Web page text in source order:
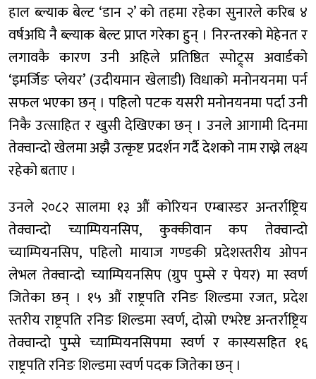
हाल ब्ल्याक बेल्ट ‘डान २’ को तहमा रहेका सुनारले करिब ४
वर्षअघि नै ब्ल्याक बेल्ट प्राप्त गरेका हुन् । निरन्तरको मेहेनत र
लगावकै कारण उनी अहिले प्रतिष्ठित स्पोट्र्स अवार्डको
‘इमर्जिङ प्लेयर’ (उदीयमान खेलाडी) विधाको मनोनयनमा पर्न
सफल भएका छन् । पहिलो पटक यसरी मनोनयनमा पर्दा उनी
निकै उत्साहित र खुसी देखिएका छन् । उनले आगामी दिनमा
तेक्वान्दो खेलमा अझै उत्कृष्ट प्रदर्शन गर्दै देशको नाम राख्ने लक्ष्य
रहेको बताए ।
उनले २०८२ सालमा १३ औं कोरियन एम्बास्डर अन्तर्राष्ट्रिय
तेक्वान्दो च्याम्पियनसिप, कुक्कीवान कप तेक्वान्दो
च्याम्पियनसिप, पहिलो मायाज गण्डकी प्रदेशस्तरीय ओपन
लेभल तेक्वान्दो च्याम्पियनसिप (ग्रुप पुम्से र पेयर) मा स्वर्ण
जितेका छन् । १५ औं राष्ट्रपति रनिङ शिल्डमा रजत, प्रदेश
स्तरीय राष्ट्रपति रनिङ शिल्डमा स्वर्ण, दोस्रो एभरेष्ट अन्तर्राष्ट्रिय
तेक्वान्दो पुम्से च्याम्पियनसिपमा स्वर्ण र कास्यसहित १६
राष्ट्रपति रनिङ शिल्डमा स्वर्ण पदक जितेका छन् ।